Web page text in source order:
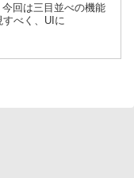
回は三目並べの機能
べく、UIに